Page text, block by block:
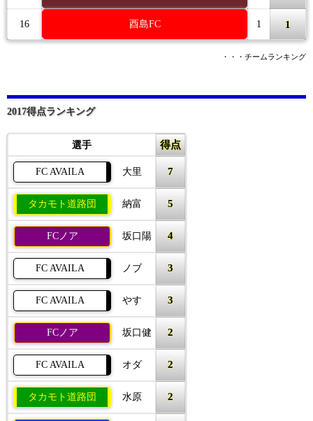
16 酉島FC 1 1
・・・チームランキング
2017得点ランキング
選手 得点
FC AVAILA 大里 7
タカモト道路団 納富 5
FCノア 坂口陽 4
FC AVAILA ノブ 3
FC AVAILA やす 3
FCノア 坂口健 2
FC AVAILA オダ 2
タカモト道路団 水原 2